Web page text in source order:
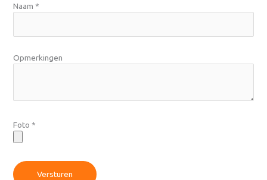
Naam *
Opmerkingen
Foto *
Versturen